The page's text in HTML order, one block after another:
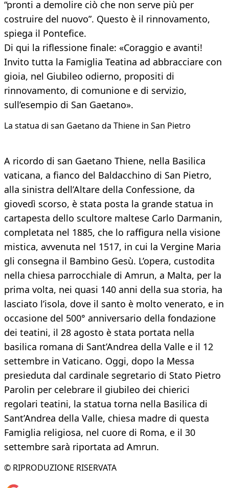
“pronti a demolire ciò che non serve più per
costruire del nuovo”. Questo è il rinnovamento,
spiega il Pontefice.
Di qui la riflessione finale: «Coraggio e avanti!
Invito tutta la Famiglia Teatina ad abbracciare con
gioia, nel Giubileo odierno, propositi di
rinnovamento, di comunione e di servizio,
sull’esempio di San Gaetano».
​La statua di san Gaetano da Thiene in San Pietro
A ricordo di san Gaetano Thiene, nella Basilica
vaticana, a fianco del Baldacchino di San Pietro,
alla sinistra dell’Altare della Confessione, da
giovedì scorso, è stata posta la grande statua in
cartapesta dello scultore maltese Carlo Darmanin,
completata nel 1885, che lo raffigura nella visione
mistica, avvenuta nel 1517, in cui la Vergine Maria
gli consegna il Bambino Gesù. L’opera, custodita
nella chiesa parrocchiale di Amrun, a Malta, per la
prima volta, nei quasi 140 anni della sua storia, ha
lasciato l’isola, dove il santo è molto venerato, e in
occasione del 500° anniversario della fondazione
dei teatini, il 28 agosto è stata portata nella
basilica romana di Sant’Andrea della Valle e il 12
settembre in Vaticano. Oggi, dopo la Messa
presieduta dal cardinale segretario di Stato Pietro
Parolin per celebrare il giubileo dei chierici
regolari teatini, la statua torna nella Basilica di
Sant’Andrea della Valle, chiesa madre di questa
Famiglia religiosa, nel cuore di Roma, e il 30
settembre sarà riportata ad Amrun.
© RIPRODUZIONE RISERVATA